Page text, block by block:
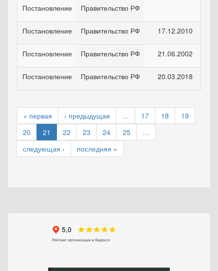
Постановление Правительство РФ
Постановление Правительство РФ 17.12.2010
Постановление Правительство РФ 21.06.2002
Постановление Правительство РФ 20.03.2018
« первая ‹ предыдущая … 17 18
19
20
21 22 23 24 25
…
следующая ›
последняя »